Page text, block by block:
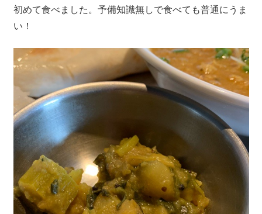
初めて食べました。予備知識無しで食べても普通にうま
い！